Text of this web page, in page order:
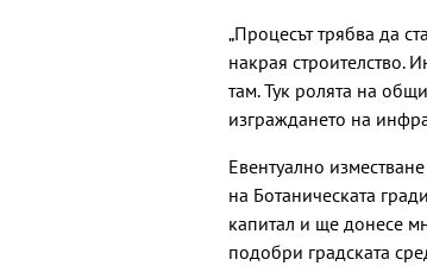
„Процесът трябва да
накрая строителство.
там. Тук ролята на
изграждането на
Евентуално
на Ботаническата
капитал и ще донесe
подобри градската